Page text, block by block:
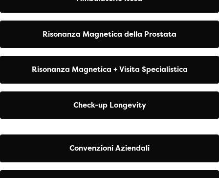
Risonanza Magnetica della Prostata
Risonanza Magnetica + Visita Specialistica
Check-up Longevity
Convenzioni Aziendali